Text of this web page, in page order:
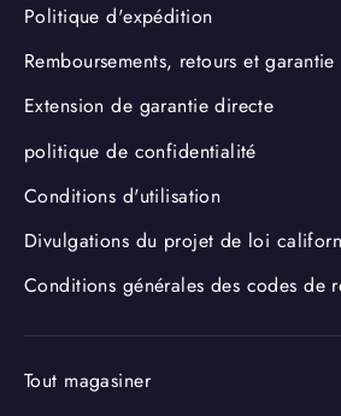
Politique d'expédition
Remboursements, retours et garantie
Extension de garantie directe
politique de confidentialité
Conditions d'utilisation
Divulgations du projet de loi
Conditions générales des codes de
Tout magasiner